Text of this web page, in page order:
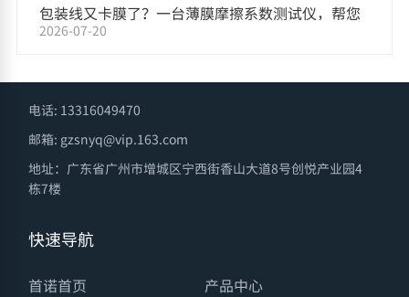
包装线又卡膜了？一台薄膜摩擦系数测试仪，帮您
把原因找出来
2026-07-20
电话: 13316049470
邮箱: gzsnyq@vip.163.com
地址：广东省广州市增城区宁西街香山大道8号创悦产业园4
栋7楼
快速导航
首诺首页
产品中心